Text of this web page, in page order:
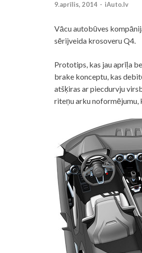
9.aprīlis, 2014 - iAuto.lv
Vācu autobūves
sērijveida krosoveru Q4.
Prototips, kas jau aprīļa
brake konceptu, kas
atšķiras ar piecdurvju
riteņu arku noformējumu,